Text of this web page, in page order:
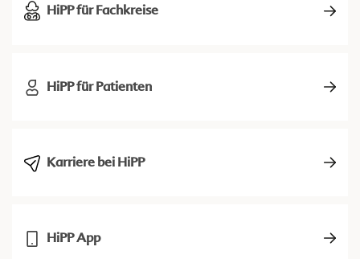
HiPP für Fachkreise
HiPP für Patienten
Karriere bei HiPP
HiPP App